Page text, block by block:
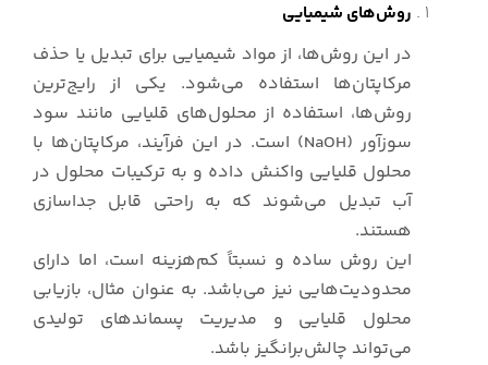
روش‌های شیمیایی
در این روش‌ها، از مواد شیمیایی برای تبدیل یا حذف
مرکاپتان‌ها استفاده می‌شود. یکی از رایج‌ترین
روش‌ها، استفاده از محلول‌های قلیایی مانند سود
سوزآور (NaOH) است. در این فرآیند، مرکاپتان‌ها با
محلول قلیایی واکنش داده و به ترکیبات محلول در
آب تبدیل می‌شوند که به راحتی قابل جداسازی
هستند.
این روش ساده و نسبتاً کم‌هزینه است، اما دارای
محدودیت‌هایی نیز می‌باشد. به عنوان مثال، بازیابی
محلول قلیایی و مدیریت پسماندهای تولیدی
می‌تواند چالش‌برانگیز باشد.